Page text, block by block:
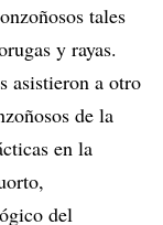
tales
y rayas.
asistieron a otro
de la
en la
del